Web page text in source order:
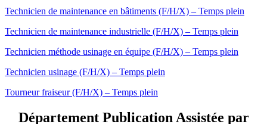
Technicien de maintenance en bâtiments (F/H/X) – Temps plein
Technicien de maintenance industrielle (F/H/X) – Temps plein
Technicien méthode usinage en équipe (F/H/X) – Temps plein
Technicien usinage (F/H/X) – Temps plein
Tourneur fraiseur (F/H/X) – Temps plein
Département Publication Assistée par